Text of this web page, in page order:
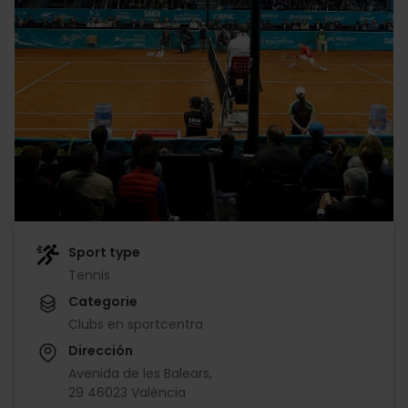
Sport type
Tennis
Categorie
Clubs en sportcentra
Dirección
Avenida de les Balears,
29 46023 València